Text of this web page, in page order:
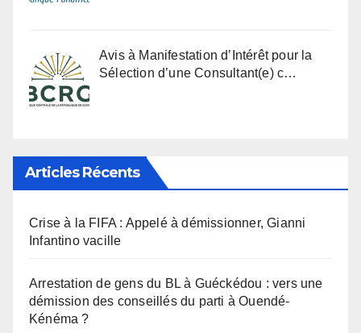
Avis à Manifestation d’Intérêt pour la
Sélection d’une Consultant(e) c…
Articles Récents
Crise à la FIFA : Appelé à démissionner, Gianni
Infantino vacille
Arrestation de gens du BL à Guéckédou : vers une
démission des conseillés du parti à Ouendé-
Kénéma ?